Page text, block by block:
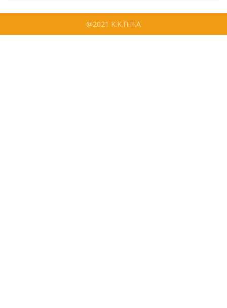
@2021 Κ.Κ.Π.Π.Α